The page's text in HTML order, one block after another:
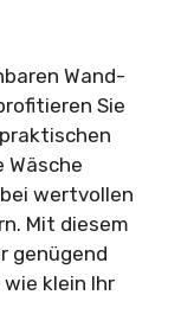
Wand-
Sie
Wäsche
wertvollen
Mit diesem
genügend
klein Ihr